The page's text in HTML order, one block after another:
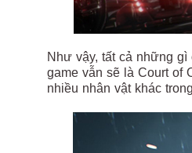
Như vậy, tất cả những
game vẫn sẽ là Court of
nhiều nhân vật khác